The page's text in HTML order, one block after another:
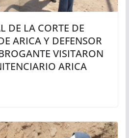
DE LA CORTE DE
ARICA Y DEFENSOR
VISITARON
ARICA